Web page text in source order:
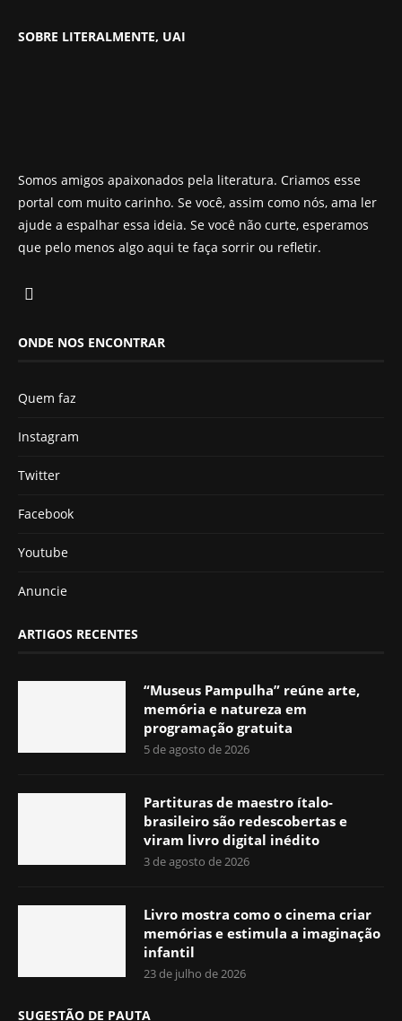
SOBRE LITERALMENTE, UAI
Somos amigos apaixonados pela literatura. Criamos esse
portal com muito carinho. Se você, assim como nós, ama ler
ajude a espalhar essa ideia. Se você não curte, esperamos
que pelo menos algo aqui te faça sorrir ou refletir.
ONDE NOS ENCONTRAR
Quem faz
Instagram
Twitter
Facebook
Youtube
Anuncie
ARTIGOS RECENTES
“Museus Pampulha” reúne arte,
memória e natureza em
programação gratuita
5 de agosto de 2026
Partituras de maestro ítalo-
brasileiro são redescobertas e
viram livro digital inédito
3 de agosto de 2026
Livro mostra como o cinema criar
memórias e estimula a imaginação
infantil
23 de julho de 2026
SUGESTÃO DE PAUTA